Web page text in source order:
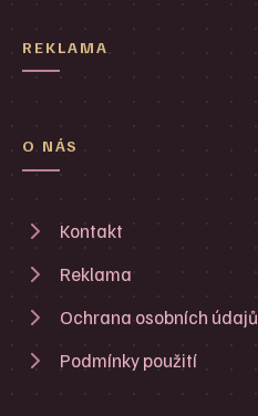
REKLAMA
O NÁS
Kontakt
Reklama
Ochrana osobních údajů
Podmínky použití